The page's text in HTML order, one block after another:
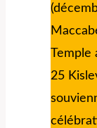
Temple
25